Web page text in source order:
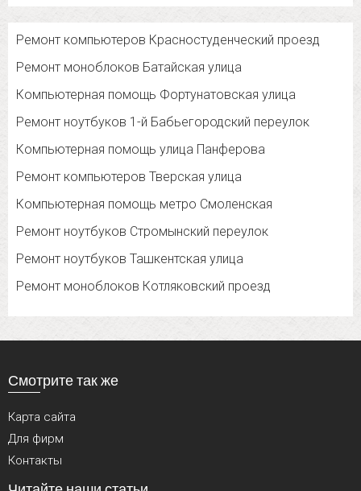
Ремонт компьютеров Красностуденческий проезд
Ремонт моноблоков Батайская улица
Компьютерная помощь Фортунатовская улица
Ремонт ноутбуков 1-й Бабьегородский переулок
Компьютерная помощь улица Панферова
Ремонт компьютеров Тверская улица
Компьютерная помощь метро Смоленская
Ремонт ноутбуков Стромынский переулок
Ремонт ноутбуков Ташкентская улица
Ремонт моноблоков Котляковский проезд
Смотрите так же
Карта сайта
Для фирм
Контакты